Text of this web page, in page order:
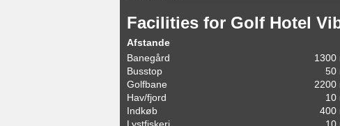
Facilities for Golf Hotel
Afstande
Banegård
1300
Busstop
50
Golfbane
2200
Hav/fjord
10
Indkøb
400